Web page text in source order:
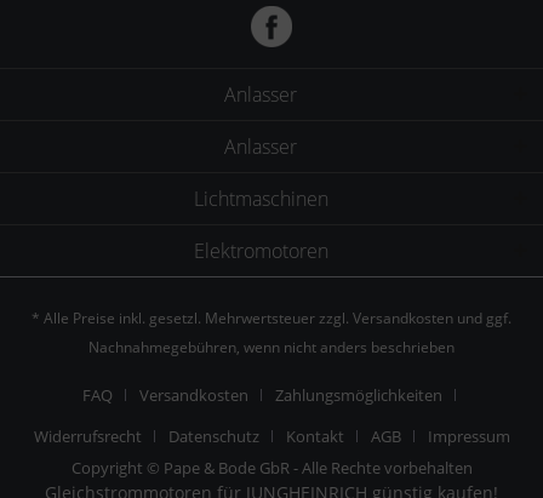
Anlasser
Anlasser
Lichtmaschinen
Elektromotoren
* Alle Preise inkl. gesetzl. Mehrwertsteuer zzgl. Versandkosten und ggf.
Nachnahmegebühren, wenn nicht anders beschrieben
FAQ Versandkosten
Zahlungsmöglichkeiten
Widerrufsrecht
Datenschutz Kontakt AGB
Impressum
Copyright © Pape & Bode GbR - Alle Rechte vorbehalten
Gleichstrommotoren für JUNGHEINRICH günstig kaufen!